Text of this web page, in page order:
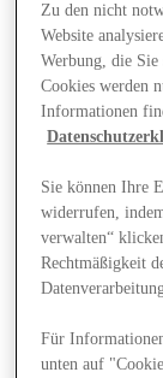
Zu den nicht
Website
Werbung, die Sie
Cookies werden
Informationen
Sie können Ihre
widerrufen,
verwalten“
Rechtmäßigkeit
Für
unten auf